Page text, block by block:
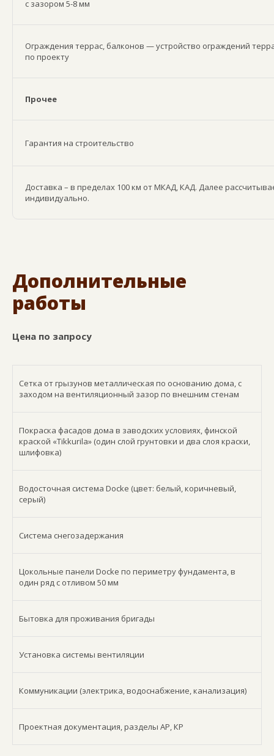
с зазором 5-8 мм
Ограждения террас, балконов — устройство ограждений
по проекту
Прочее
Гарантия на строительство
Доставка – в пределах 100 км от МКАД, КАД. Далее
индивидуально.
Дополнительные
работы
Цена по запросу
Сетка от грызунов металлическая по основанию дома, с
заходом на вентиляционный зазор по внешним стенам
Покраска фасадов дома в заводских условиях, финской
краской «Tikkurila» (один слой грунтовки и два слоя краски,
шлифовка)
Водосточная система Docke (цвет: белый, коричневый,
серый)
Система снегозадержания
Цокольные панели Docke по периметру фундамента, в
один ряд с отливом 50 мм
Бытовка для проживания бригады
Установка системы вентиляции
Коммуникации (электрика, водоснабжение, канализация)
Проектная документация, разделы АР, КР